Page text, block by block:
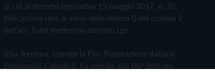
di cui al decreto legislativo 15 maggio 2017, n. 70.
Indicazione resa ai sensi della lettera f) del comma 2
dell'art. 5 del medesimo decreto Lgs.
Vita Trentina, tramite la Fisc (Federazione Italiana
Settimanali Cattolici), ha aderito allo IAP (Istituto